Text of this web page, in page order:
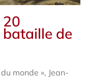
de
monde », Jean-